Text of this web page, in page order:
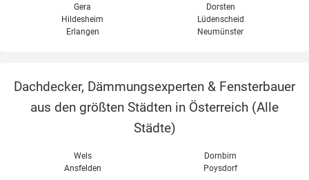
Gera
Hildesheim
Erlangen
Dorsten
Lüdenscheid
Neumünster
Dachdecker, Dämmungsexperten & Fensterbauer
aus den größten Städten in Österreich (Alle
Städte)
Wels
Dornbirn
Ansfelden
Poysdorf